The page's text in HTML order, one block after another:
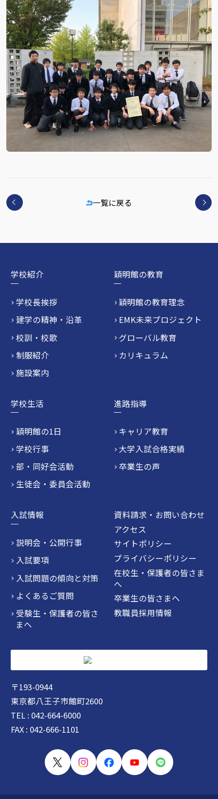
一覧に戻る
学校紹介
学校長挨拶
建学の精神・沿革
校訓・校歌
制服紹介
施設案内
穎明館の教育
穎明館の教育理念
EMK未来プロジェクト
グローバル教育
カリキュラム
学校生活
穎明館の1日
学校行事
部・同好会活動
生徒会・委員会活動
進路指導
キャリア教育
大学入試合格実績
卒業生の声
入試情報
説明会・公開行事
入試要項
入試問題の傾向と対策
よくあるご質問
受験生・保護者の皆さ
まへ
資料請求・お問い合わせ
アクセス
サイトポリシー
プライバシーポリシー
在校生・保護者の皆さま
へ
卒業生の皆さまへ
教職員採用情報
〒193-0944
東京都八王子市館町2600
TEL : 042-664-6000
FAX : 042-666-1101